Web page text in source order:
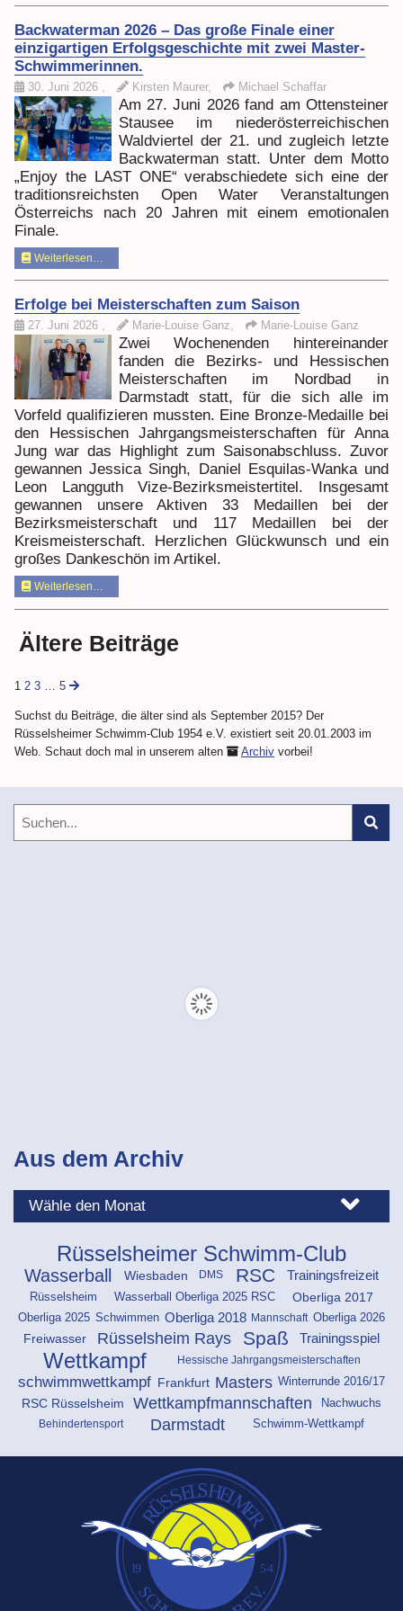
Backwaterman 2026 – Das große Finale einer
einzigartigen Erfolgsgeschichte mit zwei Master-
Schwimmerinnen.
30. Juni 2026 Kirsten Maurer, Michael Schaffar
Am 27. Juni 2026 fand am Ottensteiner
Stausee im niederösterreichischen
Waldviertel der 21. und zugleich letzte
Backwaterman statt. Unter dem Motto
„Enjoy the LAST ONE“ verabschiedete sich eine der
traditionsreichsten Open Water Veranstaltungen
Österreichs nach 20 Jahren mit einem emotionalen
Finale.
Weiterlesen…
Erfolge bei Meisterschaften zum Saison
27. Juni 2026 , Marie-Louise Ganz, Marie-Louise Ganz
Zwei Wochenenden hintereinander
fanden die Bezirks- und Hessischen
Meisterschaften im Nordbad in
Darmstadt statt, für die sich alle im
Vorfeld qualifizieren mussten. Eine Bronze-Medaille bei
den Hessischen Jahrgangsmeisterschaften für Anna
Jung war das Highlight zum Saisonabschluss. Zuvor
gewannen Jessica Singh, Daniel Esquilas-Wanka und
Leon Langguth Vize-Bezirksmeistertitel. Insgesamt
gewannen unsere Aktiven 33 Medaillen bei der
Bezirksmeisterschaft und 117 Medaillen bei der
Kreismeisterschaft. Herzlichen Glückwunsch und ein
großes Dankeschön im Artikel.
Weiterlesen…
Ältere Beiträge
1 2 3 … 5
Suchst du Beiträge, die älter sind als September 2015? Der
Rüsselsheimer Schwimm-Club 1954 e.V. existiert seit 20.01.2003 im
Web. Schaut doch mal in unserem alten
Archiv vorbei!
Aus dem Archiv
Rüsselsheimer Schwimm-Club
Wasserball Wiesbaden DMS RSC Trainingsfreizeit
Rüsselsheim Wasserball Oberliga 2025 RSC Oberliga 2017
Oberliga 2025 Schwimmen Oberliga 2018 Mannschaft Oberliga 2026
Freiwasser Rüsselsheim Rays Spaß Trainingsspiel
Wettkampf Hessische Jahrgangsmeisterschaften
schwimmwettkampf Frankfurt Masters Winterrunde 2016/17
RSC Rüsselsheim Wettkampfmannschaften
Nachwuchs
Behindertensport
Darmstadt Schwimm-Wettkampf